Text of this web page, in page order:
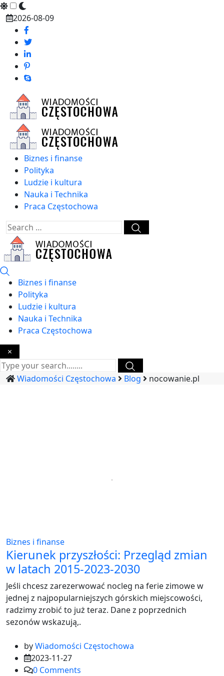
Skip
content
2026-08-09
Biznes i finanse
Polityka
Ludzie i kultura
Nauka i Technika
Praca Częstochowa
Biznes i finanse
Polityka
Ludzie i kultura
Nauka i Technika
Praca Częstochowa
×
Wiadomości Częstochowa Blog nocowanie.pl
Biznes i finanse
Kierunek przyszłości: Przegląd zmian
w latach 2015-2023-2030
Jeśli chcesz zarezerwować nocleg na ferie zimowe w
jednej z najpopularniejszych górskich miejscowości,
radzimy zrobić to już teraz. Dane z poprzednich
sezonów wskazują,.
byWiadomości Częstochowa
2023-11-27
0 Comments